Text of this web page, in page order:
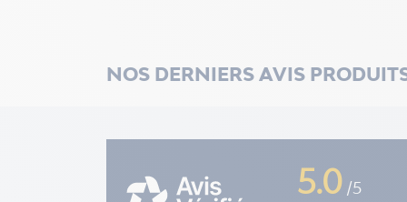
NOS DERNIERS AVIS
5.0 /5